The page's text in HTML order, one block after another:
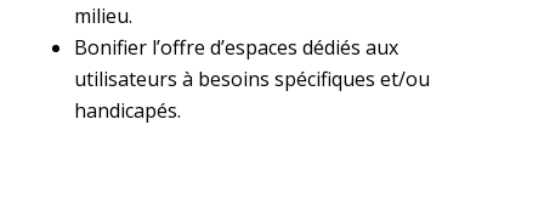
milieu.
Bonifier l’offre d’espaces dédiés aux
utilisateurs à besoins spécifiques et/ou
handicapés.